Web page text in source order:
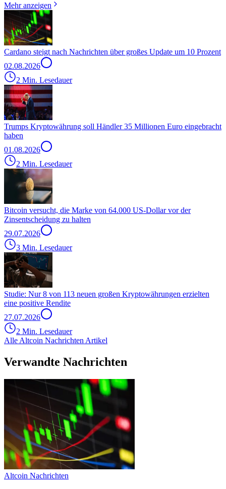
Mehr anzeigen
Cardano steigt nach Nachrichten über großes Update um 10 Prozent
02.08.2026
2 Min. Lesedauer
Trumps Kryptowährung soll Händler 35 Millionen Euro eingebracht
haben
01.08.2026
2 Min. Lesedauer
Bitcoin versucht, die Marke von 64.000 US-Dollar vor der
Zinsentscheidung zu halten
29.07.2026
3 Min. Lesedauer
Studie: Nur 8 von 113 neuen großen Kryptowährungen erzielten
eine positive Rendite
27.07.2026
2 Min. Lesedauer
Alle Altcoin Nachrichten Artikel
Verwandte Nachrichten
Altcoin Nachrichten